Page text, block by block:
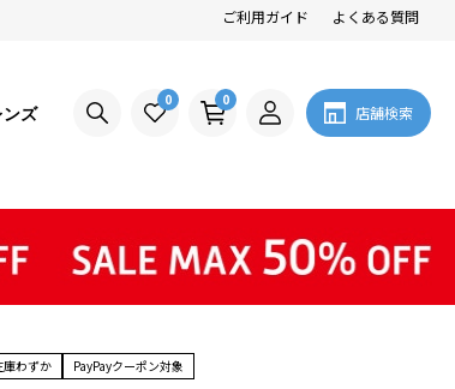
ご利用ガイド よくある質問
ンズ
0 0
店舗検索
庫わずか PayPayクーポン対象